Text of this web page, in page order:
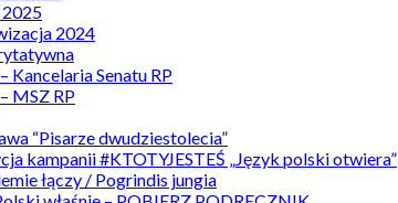
2025
2024
Kancelaria Senatu RP
MSZ RP
“Pisarze dwudziestolecia”
kampanii #KTOTYJESTEŚ „Język polski otwiera”
łączy / Pogrindis jungia